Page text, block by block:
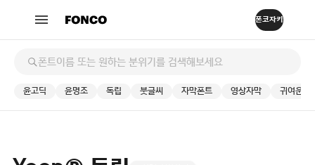
윤고딕 윤명조 독립 붓글씨 자막폰트 영상자막 귀여운